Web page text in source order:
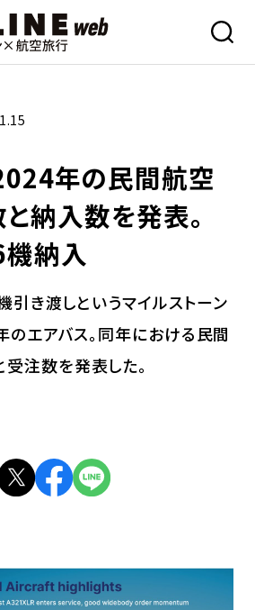
年の民間航空
納入数を発表。
納入
き渡しというマイルストーン
エアバス。同年における民間
注数を発表した。